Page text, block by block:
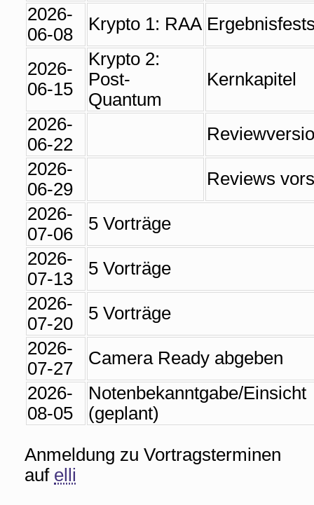
2026-
06-08
Krypto 1: RAA
2026-
06-15
Krypto 2:
Post-
Quantum
Kernkapitel
2026-
06-22
2026-
06-29
Reviews
2026-
07-06
5 Vorträge
2026-
07-13
5 Vorträge
2026-
07-20
5 Vorträge
2026-
07-27
Camera Ready abgeben
2026-
08-05
Notenbekanntgabe/Einsicht
(geplant)
Anmeldung zu Vortragsterminen
auf elli